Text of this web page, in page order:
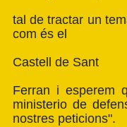
tal de tractar un
com és el
Castell de Sant
Ferran i esperem
ministerio de
nostres peticions".